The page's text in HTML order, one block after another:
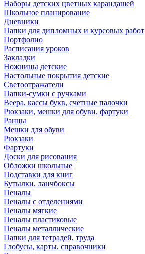
Наборы детских цветных карандашей
Школьное планирование
Дневники
Папки для дипломных и курсовых работ
Портфолио
Расписания уроков
Закладки
Ножницы детские
Настольные покрытия детские
Светоотражатели
Папки-сумки с ручками
Веера, кассы букв, счетные палочки
Рюкзаки, мешки для обуви, фартуки
Ранцы
Мешки для обуви
Рюкзаки
Фартуки
Доски для рисования
Обложки школьные
Подставки для книг
Бутылки, ланчбоксы
Пеналы
Пеналы с отделениями
Пеналы мягкие
Пеналы пластиковые
Пеналы металлические
Папки для тетрадей, труда
Глобусы, карты, справочники